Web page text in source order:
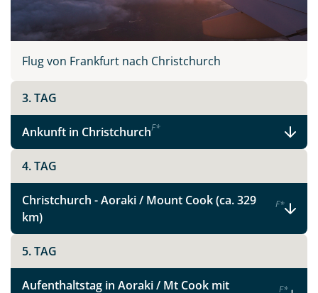
Flug von Frankfurt nach Christchurch
3. TAG
Ankunft in ChristchurchF*
4. TAG
Christchurch - Aoraki / Mount Cook (ca. 329
km)
F*
5. TAG
Aufenthaltstag in Aoraki / Mt Cook mit
F*